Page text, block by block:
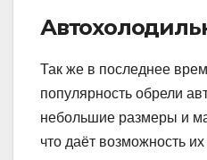
Так же в последнее
популярность обрели
небольшие размеры и
что даёт возможность